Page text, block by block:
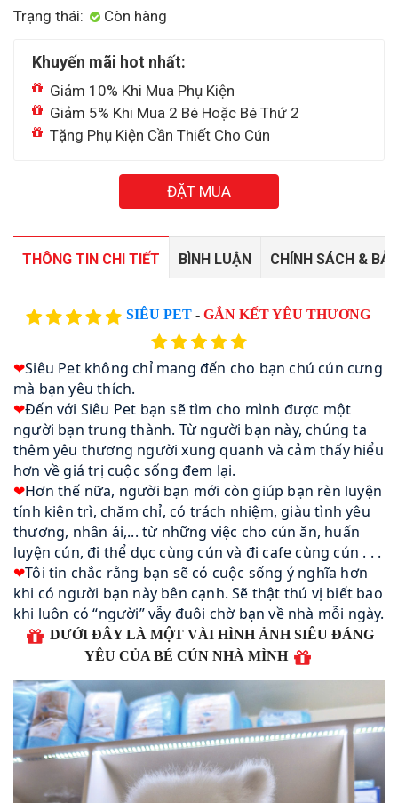
Trạng thái:
Còn hàng
Khuyến mãi hot nhất:
Giảm 10% Khi Mua Phụ Kiện
Giảm 5% Khi Mua 2 Bé Hoặc Bé Thứ 2
Tặng Phụ Kiện Cần Thiết Cho Cún
ĐẶT MUA
THÔNG TIN CHI TIẾT BÌNH LUẬN CHÍNH SÁCH &
SIÊU PET-GẮN KẾT YÊU THƯƠNG
❤Siêu Pet không chỉ mang đến cho bạn chú cún cưng
mà bạn yêu thích.
❤Đến với Siêu Pet bạn sẽ tìm cho mình được một
người bạn trung thành. Từ người bạn này, chúng ta
thêm yêu thương người xung quanh và cảm thấy hiểu
hơn về giá trị cuộc sống đem lại.
❤Hơn thế nữa, người bạn mới còn giúp bạn rèn luyện
tính kiên trì, chăm chỉ, có trách nhiệm, giàu tình yêu
thương, nhân ái,... từ những việc cho cún ăn, huấn
luyện cún, đi thể dục cùng cún và đi cafe cùng cún . . .
❤Tôi tin chắc rằng bạn sẽ có cuộc sống ý nghĩa hơn
khi có người bạn này bên cạnh. Sẽ thật thú vị biết bao
khi luôn có “người” vẫy đuôi chờ bạn về nhà mỗi ngày.
DƯỚI ĐÂY LÀ MỘT VÀI HÌNH ẢNH SIÊU ĐÁNG
YÊU CỦA BÉ CÚN NHÀ MÌNH